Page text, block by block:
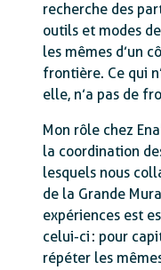
recherche des
outils et modes
les mêmes d’un
frontière. Ce qui
elle, n’a pas de
Mon rôle chez
la coordination
lesquels nous
de la Grande
expériences est
celui-ci : pour
répéter les